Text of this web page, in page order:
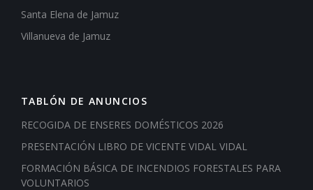
Santa Elena de Jamuz
Villanueva de Jamuz
TABLÓN DE ANUNCIOS
RECOGIDA DE ENSERES DOMÉSTICOS 2026
PRESENTACIÓN LIBRO DE VICENTE VIDAL VIDAL
FORMACIÓN BÁSICA DE INCENDIOS FORESTALES PARA
VOLUNTARIOS